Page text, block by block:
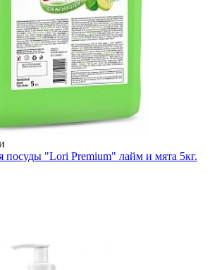
посуды "Lori Premium" лайм и мята 5кг.